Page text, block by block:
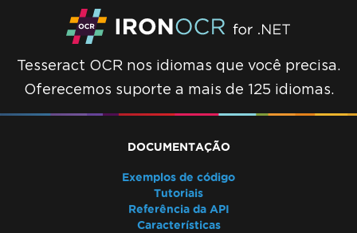
Tesseract OCR nos idiomas que você precisa.
Oferecemos suporte a mais de 125 idiomas.
DOCUMENTAÇÃO
Exemplos de código
Tutoriais
Referência da API
Características